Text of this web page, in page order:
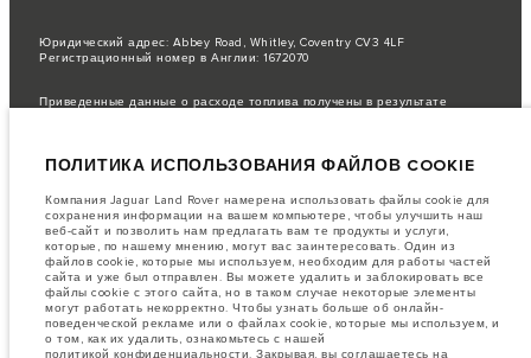
Юридический адрес: Abbey Road, Whitley, Coventry CV3 4LF
Регистрационный номер в Англии: 1672070
Приведенные данные о расходе топлива получены в результате
Фактический расход топлива автомобиля может отличаться от
для сравнения.
важное примечание в отношений изображений и спецификаций.
настоящее время в мире наблюдается дефицит полупроводников,
который оказывает влияние на спецификации производимых
транспортных средств, доступность опционального оборудования и
сроки производства. Ситуация меняется очень быстро. Поэтому
используемые на сайте изображения могут не в полной мере
соответствовать доступным особенностям, опциям, комплектациям и
цветовым схемам автомобилей. Подробную информацию о
действующих ограничениях уточняйте у авторизованных дилеров.
ПОЛИТИКА ИСПОЛЬЗОВАНИЯ ФАЙЛОВ COOKIE
Компания Jaguar Land Rover намерена использовать файлы cookie для
сохранения информации на вашем компьютере, чтобы улучшить наш
веб-сайт и позволить нам предлагать вам те продукты и услуги,
которые, по нашему мнению, могут вас заинтересовать. Один из
файлов cookie, которые мы используем, необходим для работы частей
сайта и уже был отправлен. Вы можете удалить и заблокировать все
файлы cookie с этого сайта, но в таком случае некоторые элементы
могут работать некорректно. Чтобы узнать больше об онлайн-
поведенческой рекламе или о файлах cookie, которые мы используем, и
о том, как их удалить, ознакомьтесь с нашей
политикой конфиденциальности. Закрывая, вы соглашаетесь на